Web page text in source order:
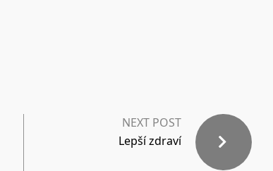
NEXT POST
Lepší zdraví